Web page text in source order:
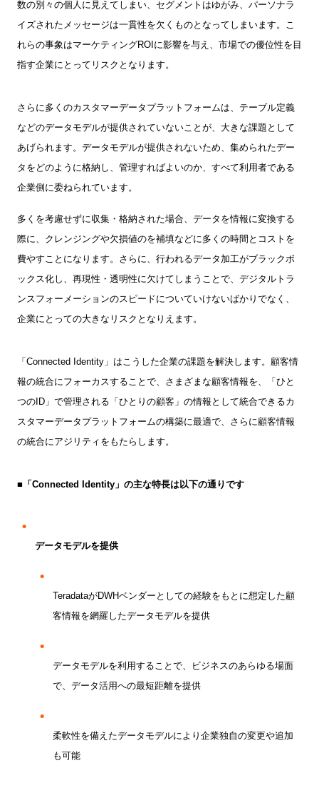
数の別々の個人に見えてしまい、セグメントはゆがみ、パーソナラ
イズされたメッセージは一貫性を欠くものとなってしまいます。こ
れらの事象はマーケティングROI に影響を与え、市場での優位性を目
指す企業にとってリスクとなります。
さらに多くのカスタマーデータプラットフォームは、テーブル定義
などのデータモデルが提供されていないことが、大きな課題として
あげられます。データモデルが提供されないため、集められたデー
タをどのように格納し、管理すればよいのか、すべて利用者である
企業側に委ねられています。
多くを考慮せずに収集・格納された場合、データを情報に変換する
際に、クレンジングや欠損値のを補填などに多くの時間とコストを
費やすことになります。さらに、行われるデータ加工がブラックボ
ックス化し、再現性・透明性に欠けてしまうことで、デジタルトラ
ンスフォーメーションのスピードについていけないばかりでなく、
企業にとっての大きなリスクとなりえます。
「 Connected Identity 」はこうした企業の課題を解決します。顧客情
報の統合にフォーカスすることで、さまざまな顧客情報を、「ひと
つの ID 」で管理される「ひとりの顧客」の情報として統合できるカ
スタマーデータプラットフォームの構築に最適で、さらに顧客情報
の統合にアジリティをもたらします。
■ 「 Connected Identity 」の主な特長は以下の通りです
データモデルを提供
TeradataがDWHベンダーとしての経験をもとに想定した顧
客情報を網羅したデータモデルを提供
データモデルを利用することで、ビジネスのあらゆる場面
で、データ活用への最短距離を提供
柔軟性を備えたデータモデルにより企業独自の変更や追加
も可能